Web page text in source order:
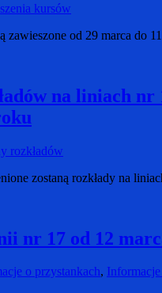
kursów
zawieszone od 29 marca do
na liniach nr
rozkładów
zostaną rozkłady na
nr 17 od 12
o przystankach,